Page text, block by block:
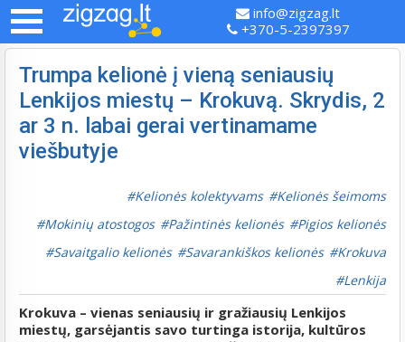
info@zigzag.lt
+370-5-2397397
Trumpa kelionė į vieną seniausių
Lenkijos miestų – Krokuvą. Skrydis, 2
ar 3 n. labai gerai vertinamame
viešbutyje
Kelionės kolektyvams
Kelionės šeimoms
Mokinių atostogos
Pažintinės kelionės
Pigios kelionės
Savaitgalio kelionės
Savarankiškos kelionės
Krokuva
Lenkija
Krokuva – vienas seniausių ir gražiausių Lenkijos
miestų, garsėjantis savo turtinga istorija, kultūros